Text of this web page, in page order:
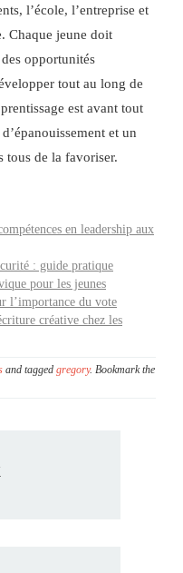
l’école, l’entreprise et
Chaque jeune doit
opportunités
tout au long de
est avant tout
et un
tous de la favoriser.
en leadership aux
: guide pratique
pour les jeunes
l’importance du vote
créative chez les
and tagged gregory. Bookmark the